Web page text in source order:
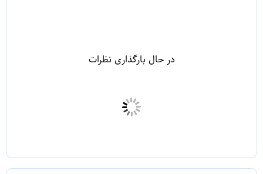
در حال بارگذاری نظرات